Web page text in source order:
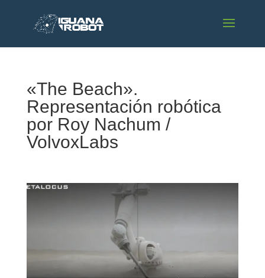
«The Beach».
Representación robótica
por Roy Nachum /
VolvoxLabs